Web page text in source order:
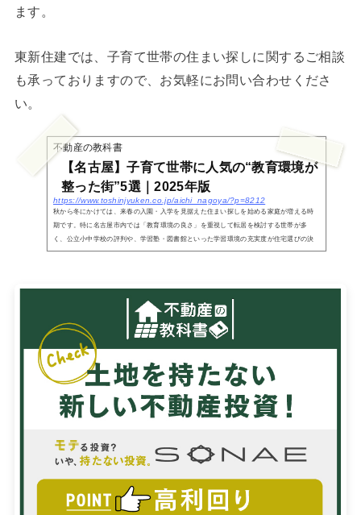
ます。
東新住建では、子育て世帯の住まい探しに関するご相談
も承っておりますので、お気軽にお問い合わせくださ
い。
不動産の教科書
【名古屋】子育て世帯に人気の“教育環境が
整った街”5選｜2025年版
https://www.toshinjyuken.co.jp/aichi_nagoya/?p=8212
秋から冬にかけては、来春の入園・入学を見据えた住まい探しを始める家庭が増える時
期です。特に名古屋市内では「教育環境の良さ」を重視して転居を検討する世帯が多
く、公立小中学校の評判や、学習塾・図書館といった学習環境の充実度が住宅選びの決
め手になるケー...